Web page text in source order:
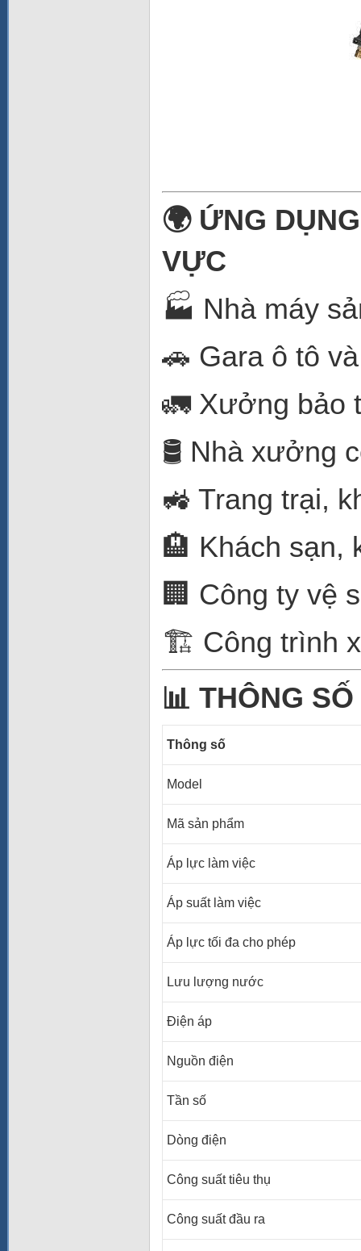
🌍 ỨNG
VỰC
🏭 Nhà máy
🚗 Gara ô tô
🚛 Xưởng bảo
🛢️ Nhà xưởng
🚜 Trang trại,
🏨 Khách sạn,
🏢 Công ty vệ
🏗️ Công trình
📊 THÔNG
Thông số
Model
Mã sản phẩm
Áp lực làm việc
Áp suất làm việc
Áp lực tối đa cho phép
Lưu lượng nước
Điện áp
Nguồn điện
Tần số
Dòng điện
Công suất tiêu thụ
Công suất đầu ra